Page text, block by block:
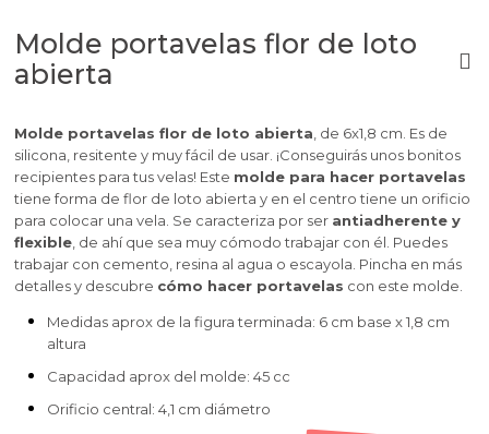
Molde portavelas flor de loto
abierta
Molde portavelas flor de loto abierta , de 6x1,8 cm. Es de
silicona, resitente y muy fácil de usar. ¡Conseguirás unos bonitos
recipientes para tus velas! Este molde para hacer portavelas
tiene forma de flor de loto abierta y en el centro tiene un orificio
para colocar una vela. Se caracteriza por ser antiadherente y
flexible, de ahí que sea muy cómodo trabajar con él. Puedes
trabajar con cemento, resina al agua o escayola. Pincha en más
detalles y descubre cómo hacer portavelas con este molde.
Medidas aprox de la figura terminada: 6 cm base x 1,8 cm
altura
Capacidad aprox del molde: 45 cc
Orificio central: 4,1 cm diámetro